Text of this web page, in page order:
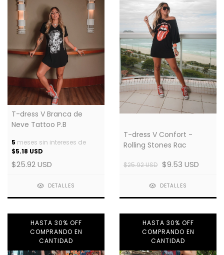
T-dress V Branca de
Neve Tattoo P.B
5 meses sin intereses de
$5.18 USD
$25.92 USD
DETALLES
T-dress V Confort -
Rolling Stones Rac
$25.92 USD $9.53 USD
DETALLES
HASTA 30% OFF
COMPRANDO EN
CANTIDAD
HASTA 30% OFF
COMPRANDO EN
CANTIDAD